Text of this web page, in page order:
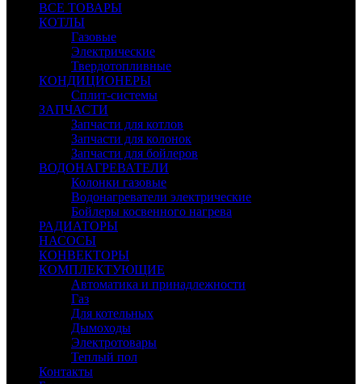
ВСЕ ТОВАРЫ
КОТЛЫ
Газовые
Электрические
Твердотопливные
КОНДИЦИОНЕРЫ
Сплит-системы
ЗАПЧАСТИ
Запчасти для котлов
Запчасти для колонок
Запчасти для бойлеров
ВОДОНАГРЕВАТЕЛИ
Колонки газовые
Водонагреватели электрические
Бойлеры косвенного нагрева
РАДИАТОРЫ
НАСОСЫ
КОНВЕКТОРЫ
КОМПЛЕКТУЮЩИЕ
Автоматика и принадлежности
Газ
Для котельных
Дымоходы
Электротовары
Теплый пол
Контакты